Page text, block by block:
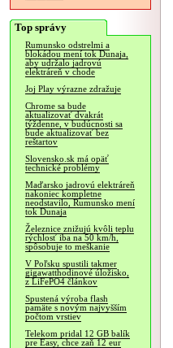
Top správy
Rumunsko odstrelmi a
blokádou mení tok Dunaja,
aby udržalo jadrovú
elektráreň v chode
Joj Play výrazne zdražuje
Chrome sa bude
aktualizovať dvakrát
týždenne, v budúcnosti sa
bude aktualizovať bez
reštartov
Slovensko.sk má opäť
technické problémy
Maďarsko jadrovú elektráreň
nakoniec kompletne
neodstavilo, Rumunsko mení
tok Dunaja
Železnice znižujú kvôli teplu
rýchlosť iba na 50 km/h,
spôsobuje to meškanie
V Poľsku spustili takmer
gigawatthodinové úložisko,
z LiFePO4 článkov
Spustená výroba flash
pamäte s novým najvyšším
počtom vrstiev
Telekom pridal 12 GB balík
pre Easy, chce zaň 12 eur